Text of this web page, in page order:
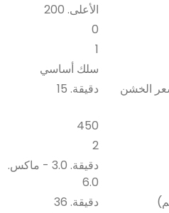
الأعلى. 200
0
1
سلك أساسي
الخشن
دقيقة. 15
450
2
دقيقة. 3.0 - ماكس.
6.0
دقيقة. 36